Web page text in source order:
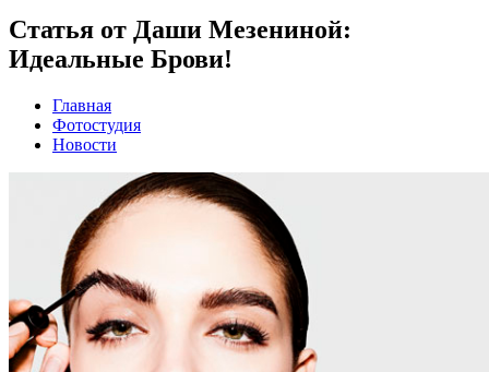
Статья от Даши Мезениной:
Идеальные Брови!
Главная
Фотостудия
Новости